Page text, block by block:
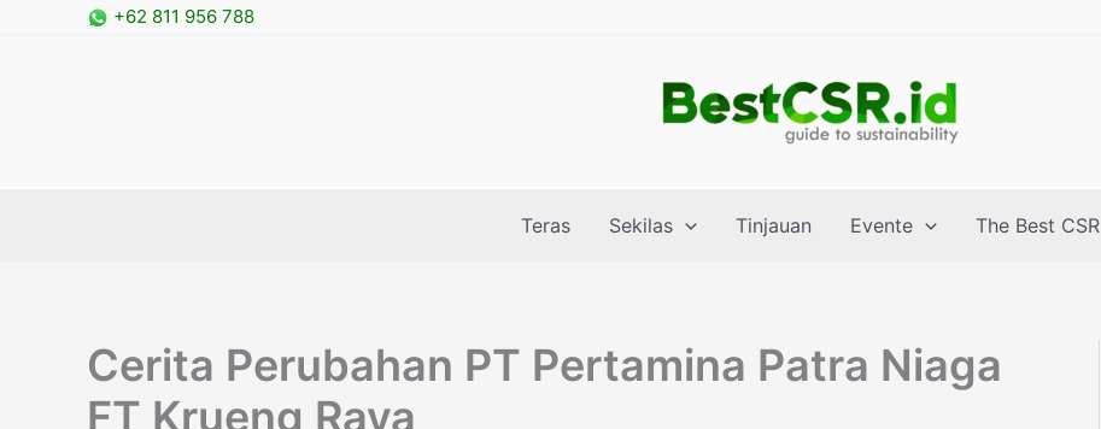
+62 811 956 788
Teras Sekilas Tinjauan Evente The Best CSR
Cerita Perubahan PT Pertamina Patra Niaga
FT Krueng Raya